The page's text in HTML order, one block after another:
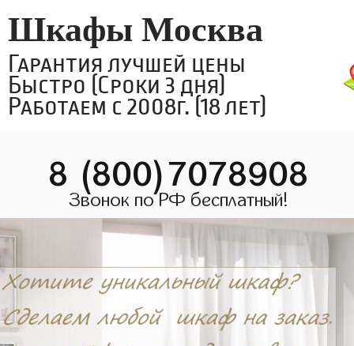
Шкафы Москва
Гарантия лучшей цены
Быстро (Сроки 3 дня)
Работаем с 2008г. (18 лет)
8 (800)7078908
Звонок по РФ бесплатный!